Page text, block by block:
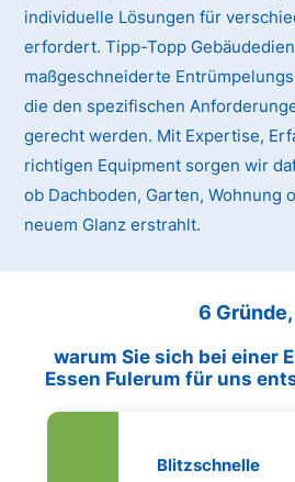
individuelle Lösungen für
erfordert. Tipp-Topp
maßgeschneiderte
die den spezifischen
gerecht werden. Mit Expertise,
richtigen Equipment sorgen wir
ob Dachboden, Garten, Wohnung
neuem Glanz erstrahlt.
6 Gründe,
warum Sie sich bei einer
Essen Fulerum für uns
Blitzschnelle